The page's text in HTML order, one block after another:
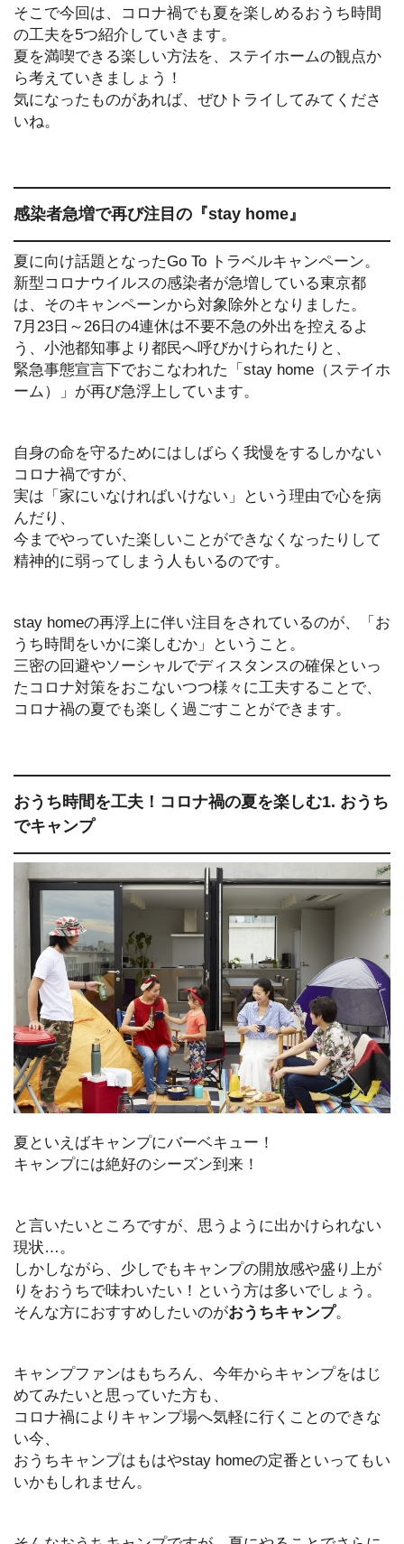
そこで今回は、コロナ禍でも夏を楽しめるおうち時間
の工夫を5つ紹介していきます。
夏を満喫できる楽しい方法を、ステイホームの観点か
ら考えていきましょう！
気になったものがあれば、ぜひトライしてみてくださ
いね。
感染者急増で再び注目の『stay home』
夏に向け話題となったGo To トラベルキャンペーン。
新型コロナウイルスの感染者が急増している東京都
は、そのキャンペーンから対象除外となりました。
7月23日～26日の4連休は不要不急の外出を控えるよ
う、小池都知事より都民へ呼びかけられたりと、
緊急事態宣言下でおこなわれた「stay home（ステイホ
ーム）」が再び急浮上しています。
自身の命を守るためにはしばらく我慢をするしかない
コロナ禍ですが、
実は「家にいなければいけない」という理由で心を病
んだり、
今までやっていた楽しいことができなくなったりして
精神的に弱ってしまう人もいるのです。
stay homeの再浮上に伴い注目をされているのが、「お
うち時間をいかに楽しむか」ということ。
三密の回避やソーシャルでディスタンスの確保といっ
たコロナ対策をおこないつつ様々に工夫することで、
コロナ禍の夏でも楽しく過ごすことができます。
おうち時間を工夫！コロナ禍の夏を楽しむ1. おうち
でキャンプ
夏といえばキャンプにバーベキュー！
キャンプには絶好のシーズン到来！
と言いたいところですが、思うように出かけられない
現状…。
しかしながら、少しでもキャンプの開放感や盛り上が
りをおうちで味わいたい！という方は多いでしょう。
そんな方におすすめしたいのがおうちキャンプ。
キャンプファンはもちろん、今年からキャンプをはじ
めてみたいと思っていた方も、
コロナ禍によりキャンプ場へ気軽に行くことのできな
い今、
おうちキャンプはもはやstay homeの定番といってもい
いかもしれません。